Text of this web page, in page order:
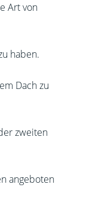
Art von
haben.
Dach zu
zweiten
angeboten